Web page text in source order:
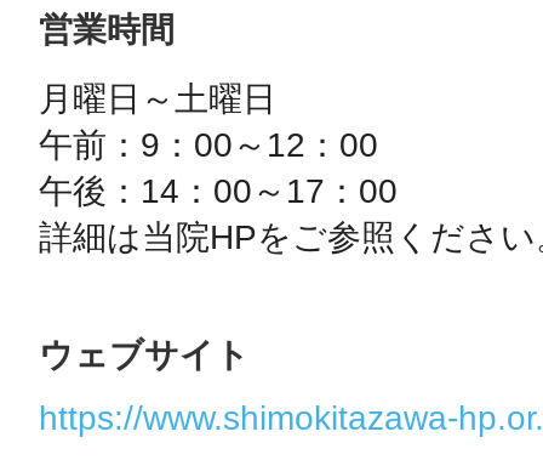
営業時間
月曜日～土曜日
午前：9：00～12：00
午後：14：00～17：00
詳細は当院HPをご参照ください
ウェブサイト
https://www.shimokitazawa-
©︎ KAYAC Inc. All